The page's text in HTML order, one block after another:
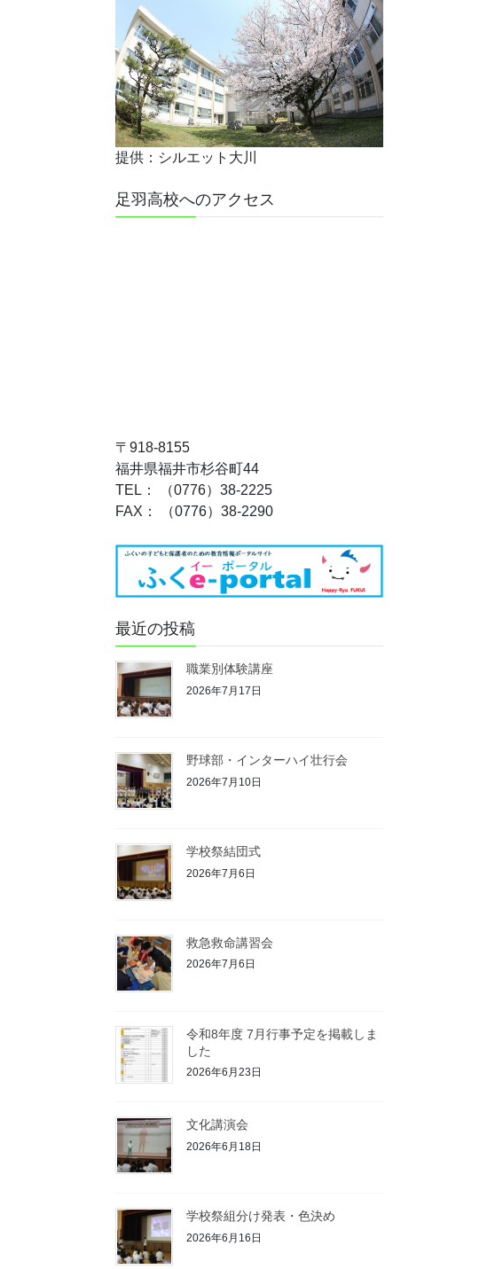
提供：シルエット大川
足羽高校へのアクセス
〒918-8155
福井県福井市杉谷町44
TEL： （0776）38-2225
FAX： （0776）38-2290
最近の投稿
職業別体験講座
2026年7月17日
野球部・インターハイ壮行会
2026年7月10日
学校祭結団式
2026年7月6日
救急救命講習会
2026年7月6日
令和8年度 7月行事予定を掲載しま
した
2026年6月23日
文化講演会
2026年6月18日
学校祭組分け発表・色決め
2026年6月16日